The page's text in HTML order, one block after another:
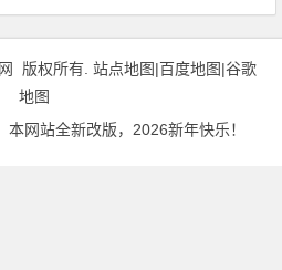
版权所有. 站点地图|百度地图|谷歌
地图
本网站全新改版，2026新年快乐！